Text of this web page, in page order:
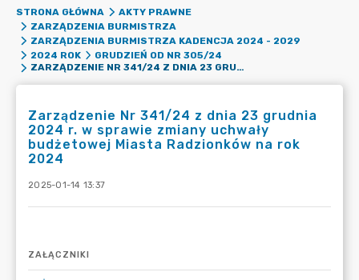
STRONA GŁÓWNA
AKTY PRAWNE
ZARZĄDZENIA BURMISTRZA
ZARZĄDZENIA BURMISTRZA KADENCJA 2024 - 2029
2024 ROK
GRUDZIEŃ OD NR 305/24
ZARZĄDZENIE NR 341/24 Z DNIA 23 GRUDNIA 2024 R. W SPRAWIE ZMIANY UCHWAŁY BUDŻETOWEJ MIASTA RADZIONKÓW NA ROK 2024
Zarządzenie Nr 341/24 z dnia 23 grudnia
2024 r. w sprawie zmiany uchwały
budżetowej Miasta Radzionków na rok
2024
2025-01-14 13:37
ZAŁĄCZNIKI